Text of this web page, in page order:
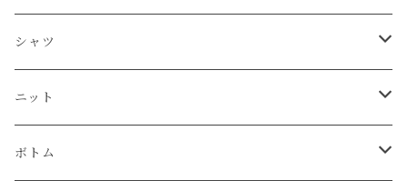
Tシャツ
シャツ
プルオーバー
ニット
プルオーバー
パーカー
ボトム
パンツ
ワンピース
カーディガン
プルオーバー
シャツ
ニット
カーディガン
ボトム
タンクトップ
Tシャツ
プルオーバー
シャツ
シャツ
プルオーバー
ニット
プルオーバー
ボトム